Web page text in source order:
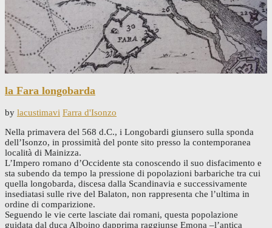
la Fara longobarda
by lacustimavi Farra d'Isonzo
Nella primavera del 568 d.C., i Longobardi giunsero sulla sponda
dell’Isonzo, in prossimità del ponte sito presso la contemporanea
località di Mainizza.
L’Impero romano d’Occidente sta conoscendo il suo disfacimento e
sta subendo da tempo la pressione di popolazioni barbariche tra cui
quella longobarda, discesa dalla Scandinavia e successivamente
insediatasi sulle rive del Balaton, non rappresenta che l’ultima in
ordine di comparizione.
Seguendo le vie certe lasciate dai romani, questa popolazione
guidata dal duca Alboino dapprima raggiunse Emona –l’antica